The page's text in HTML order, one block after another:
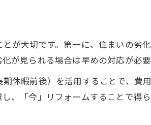
せるための段取り方法
びの要点とは
頼性が最重要
社の見極め方
をチェックする理由
が大切です。第一に、住まいの劣
が見られる場合は早めの対応が必要
休暇前後）を活用することで、費
、「今」リフォームすることで得